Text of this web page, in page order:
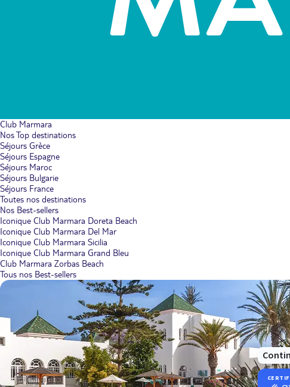
Club Marmara
Nos Top destinations
Séjours Grèce
Séjours Espagne
Séjours Maroc
Séjours Bulgarie
Séjours France
Toutes nos destinations
Nos Best-sellers
Iconique Club Marmara Doreta Beach
Iconique Club Marmara Del Mar
Iconique Club Marmara Sicilia
Iconique Club Marmara Grand Bleu
Club Marmara Zorbas Beach
Tous nos Best-sellers